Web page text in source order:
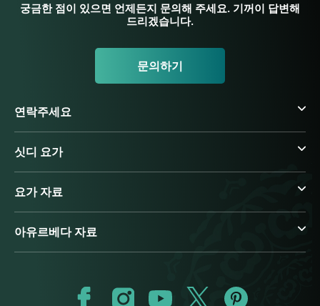
궁금한 점이 있으면 언제든지 문의해 주세요. 기꺼이 답변해
드리겠습니다.
문의하기
연락주세요
싯디 요가
요가 자료
아유르베다 자료